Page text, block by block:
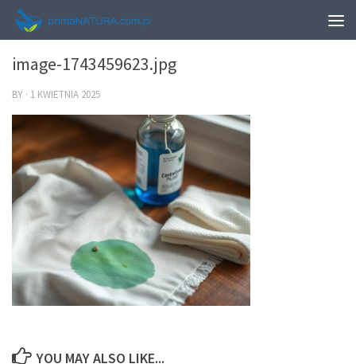
0
image-1743459623.jpg
BY · 1 KWIETNIA 2025
YOU MAY ALSO LIKE...